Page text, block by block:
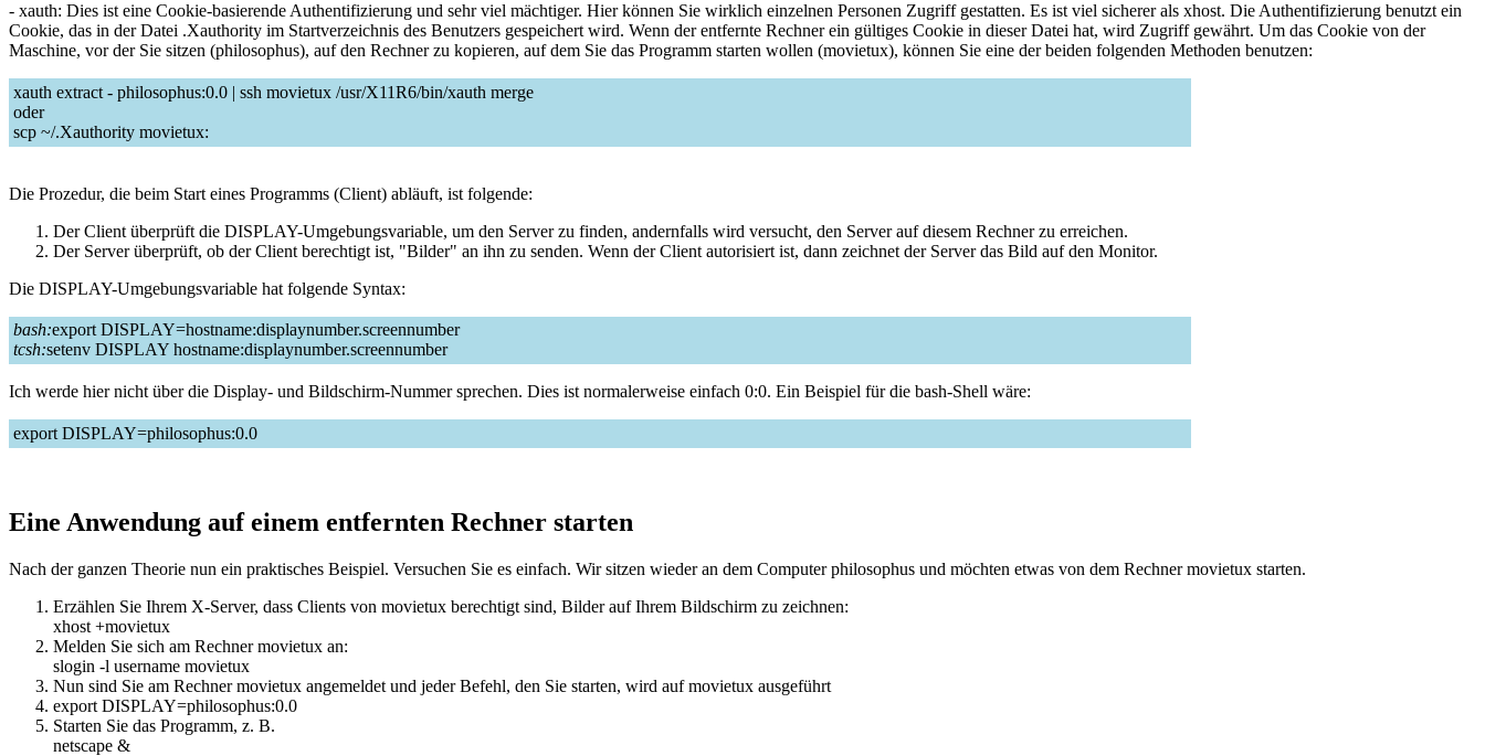
- xauth: Dies ist eine Cookie-basierende Authentifizierung und sehr viel mächtiger. Hier können Sie wirklich einzelnen Personen Zugriff gestatten. Es ist viel sicherer als xhost. Die Authentifizierung benutzt ein
Cookie, das in der Datei .Xauthority im Startverzeichnis des Benutzers gespeichert wird. Wenn der entfernte Rechner ein gültiges Cookie in dieser Datei hat, wird Zugriff gewährt. Um das Cookie von der
Maschine, vor der Sie sitzen (philosophus), auf den Rechner zu kopieren, auf dem Sie das Programm starten wollen (movietux), können Sie eine der beiden folgenden Methoden benutzen:
xauth extract - philosophus:0.0 | ssh movietux /usr/X11R6/bin/xauth merge
oder
scp ~/.Xauthority movietux:
Die Prozedur, die beim Start eines Programms (Client) abläuft, ist folgende:
Der Client überprüft die DISPLAY-Umgebungsvariable, um den Server zu finden, andernfalls wird versucht, den Server auf diesem Rechner zu erreichen.
Der Server überprüft, ob der Client berechtigt ist, "Bilder" an ihn zu senden. Wenn der Client autorisiert ist, dann zeichnet der Server das Bild auf den Monitor.
Die DISPLAY-Umgebungsvariable hat folgende Syntax:
bash:export DISPLAY=hostname:displaynumber.screennumber
tcsh:setenv DISPLAY hostname:displaynumber.screennumber
Ich werde hier nicht über die Display- und Bildschirm-Nummer sprechen. Dies ist normalerweise einfach 0:0. Ein Beispiel für die bash-Shell wäre:
export DISPLAY=philosophus:0.0
Eine Anwendung auf einem entfernten Rechner starten
Nach der ganzen Theorie nun ein praktisches Beispiel. Versuchen Sie es einfach. Wir sitzen wieder an dem Computer philosophus und möchten etwas von dem Rechner movietux starten.
Erzählen Sie Ihrem X-Server, dass Clients von movietux berechtigt sind, Bilder auf Ihrem Bildschirm zu zeichnen:
xhost +movietux
Melden Sie sich am Rechner movietux an:
slogin -l username movietux
Nun sind Sie am Rechner movietux angemeldet und jeder Befehl, den Sie starten, wird auf movietux ausgeführt
export DISPLAY=philosophus:0.0
Starten Sie das Programm, z. B.
netscape &